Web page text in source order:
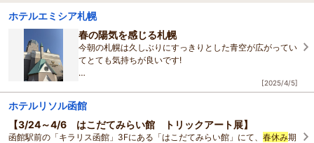
ホテルエミシア札幌
春の陽気を感じる札幌
今朝の札幌は久しぶりにすっきりとした青空が広がってい
てとても気持ちが良いです!
日中の最高気温は13℃と暖かく、穏やかな1日を過ごせそ
ホテル最上階レストラン、ハレアスでは
ランチ
[2025/4/5]
ホテルリソル函館
【3/24～4/6 はこだてみらい館 トリックアート展】
函館駅前の「キラリス函館」3Fにある「はこだてみらい館」にて、 春休み期